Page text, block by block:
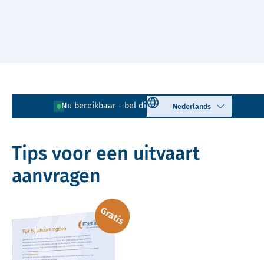
Nu bereikbaar - bel direct! 085 - 401 81 23
Select language
Lees voor Uitleg woorden
Simpele tekst
Tips voor een uitvaart
aanvragen